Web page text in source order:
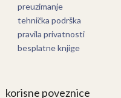
preuzimanje
tehnička podrška
pravila privatnosti
besplatne knjige
korisne poveznice